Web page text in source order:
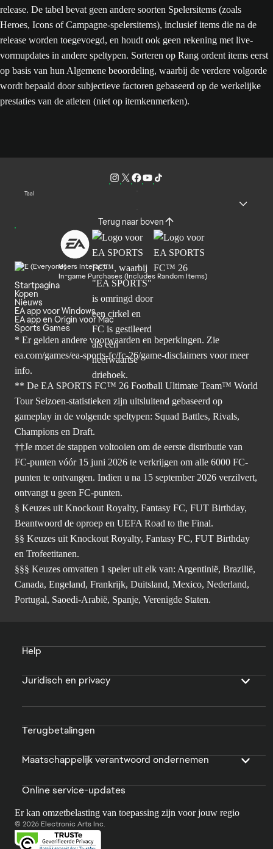
release. De tabel bevat geen andere soorten Spelersitems (zoals
Heroes, Icons of Campagne-spelersitems), inclusief items die na de
release worden toegevoegd, en houdt ook geen rekening met live-
vormupdates in andere speltypen. Sorteren op Rang ordent items eerst
op basis van hun Algemene beoordeling, waarbij de verdere volgorde
wordt bepaald door subjectieve factoren gebaseerd op de werkelijke
prestaties van de atleten (niet op itemkenmerken).
Taal
Terug naar boven
Users Interact
In-game Purchases (Includes Random Items)
Startpagina
Kopen
Nieuws
EA app voor Windows
EA app en Origin voor Mac
Sports Games
* Er gelden andere voorwaarden en beperkingen. Zie
ea.com/games/ea-sports-fc/fc-26/game-disclaimers voor meer
info.
** De EA SPORTS FC™ 26 Football Ultimate Team™ World
Tour Seizoen-statistieken zijn uitsluitend gebaseerd op
gameplay in de volgende speltypen: Squad Battles, Rivals,
Champions en Draft.
††Je moet de stappen voltooien om de eerste distributie van
FC-punten vóór 15 juni 2026 te verkrijgen om alle 6000 FC-
punten te ontvangen. Indien u na 15 september 2026 verzilvert,
ontvangt u geen FC-punten.
§ Keuzes uit Knockout Royalty, Fantasy FC, FUT Birthday,
Beantwoord de oproep en UEFA Road to the Final.
§§ Keuzes uit Knockout Royalty, Fantasy FC, FUT Birthday
en Trofeetitanen.
§§§ Keuzes omvatten 1 speler uit elk van: Argentinië, Brazilië,
Canada, Engeland, Frankrijk, Duitsland, Mexico, Nederland,
Portugal, Saoedi-Arabië, Spanje, Verenigde Staten.
Help
Juridisch en privacy
Terugbetalingen
Maatschappelijk verantwoord ondernemen
Online service-updates
Er kan omzetbelasting van toepassing zijn voor jouw regio
© 2026 Electronic Arts Inc.